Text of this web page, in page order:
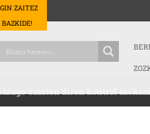
ZAITEZ
BAZKIDE!
ematen diren kontrol